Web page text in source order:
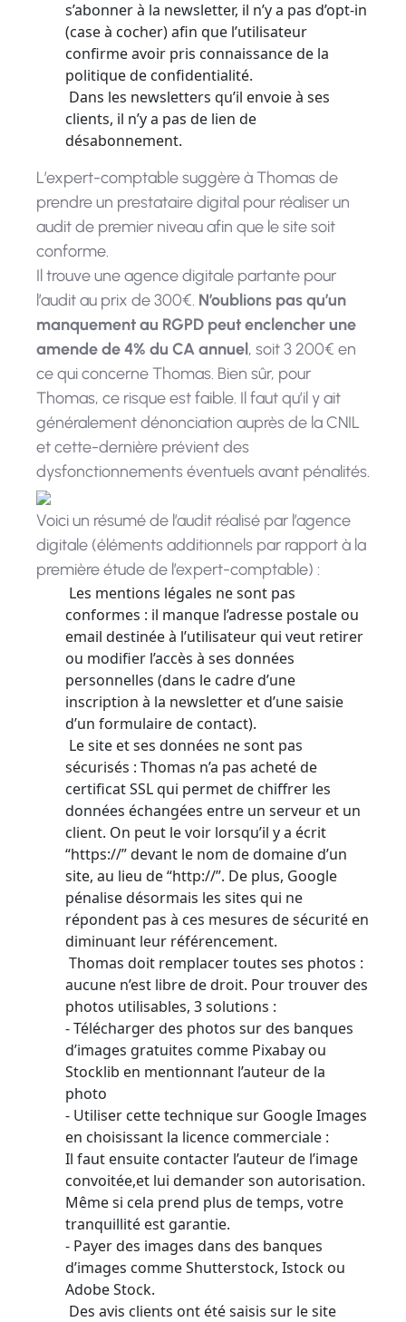
s’abonner à la newsletter, il n’y a pas d’opt-in
(case à cocher) afin que l’utilisateur
confirme avoir pris connaissance de la
politique de confidentialité.
Dans les newsletters qu’il envoie à ses
clients, il n’y a pas de lien de
désabonnement.
L’expert-comptable suggère à Thomas de
prendre un prestataire digital pour réaliser un
audit de premier niveau afin que le site soit
conforme.
Il trouve une agence digitale partante pour
l’audit au prix de 300€. N’oublions pas qu’un
manquement au RGPD peut enclencher une
amende de 4% du CA annuel, soit 3 200€ en
ce qui concerne Thomas. Bien sûr, pour
Thomas, ce risque est faible. Il faut qu’il y ait
généralement dénonciation auprès de la CNIL
et cette-dernière prévient des
dysfonctionnements éventuels avant pénalités.
Voici un résumé de l’audit réalisé par l’agence
digitale (éléments additionnels par rapport à la
première étude de l’expert-comptable) :
Les mentions légales ne sont pas
conformes : il manque l’adresse postale ou
email destinée à l’utilisateur qui veut retirer
ou modifier l’accès à ses données
personnelles (dans le cadre d’une
inscription à la newsletter et d’une saisie
d’un formulaire de contact).
Le site et ses données ne sont pas
sécurisés : Thomas n’a pas acheté de
certificat SSL qui permet de chiffrer les
données échangées entre un serveur et un
client. On peut le voir lorsqu’il y a écrit
“https://” devant le nom de domaine d’un
site, au lieu de “http://”. De plus, Google
pénalise désormais les sites qui ne
répondent pas à ces mesures de sécurité en
diminuant leur référencement.
Thomas doit remplacer toutes ses photos :
aucune n’est libre de droit. Pour trouver des
photos utilisables, 3 solutions :
- Télécharger des photos sur des banques
d’images gratuites comme Pixabay ou
Stocklib en mentionnant l’auteur de la
photo
- Utiliser cette technique sur Google Images
en choisissant la licence commerciale :
Il faut ensuite contacter l’auteur de l’image
convoitée,et lui demander son autorisation.
Même si cela prend plus de temps, votre
tranquillité est garantie.
- Payer des images dans des banques
d’images comme Shutterstock, Istock ou
Adobe Stock.
Des avis clients ont été saisis sur le site